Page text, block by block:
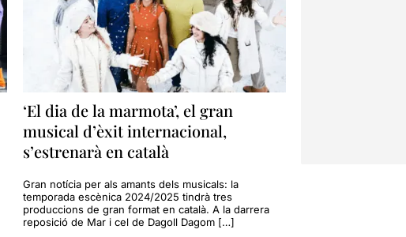
‘El dia de la marmota’, el gran
musical d’èxit internacional,
s’estrenarà en català
Gran notícia per als amants dels musicals: la
temporada escènica 2024/2025 tindrà tres
produccions de gran format en català. A la darrera
reposició de Mar i cel de Dagoll Dagom […]